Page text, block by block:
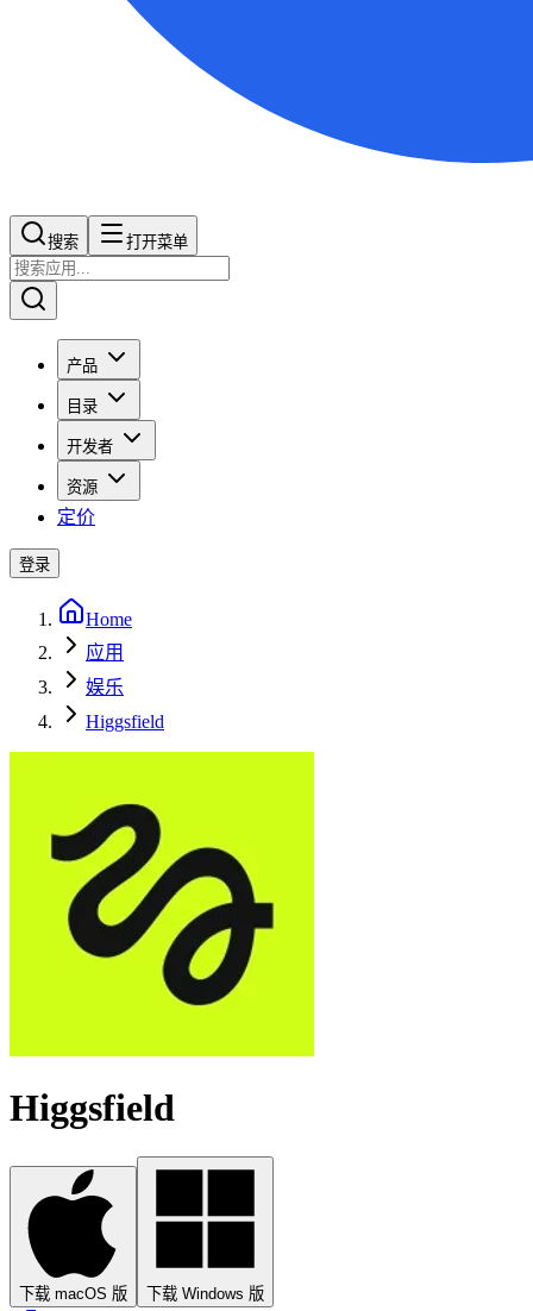
搜索​​​​ 打开菜单
产品
目录
开发者
资源
定价
登录
Home
应用
娱乐
Higgsfield
Higgsfield
下载 macOS 版 下载 Windows 版